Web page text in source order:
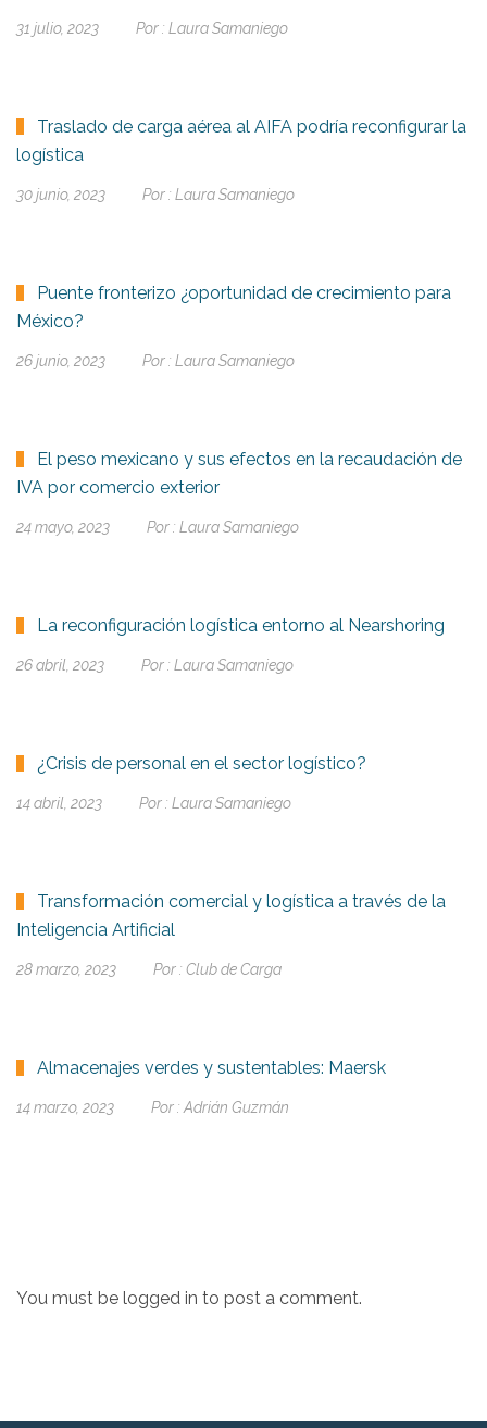
31 julio, 2023 Por : Laura Samaniego
Traslado de carga aérea al AIFA podría reconfigurar la
logística
30 junio, 2023 Por : Laura Samaniego
Puente fronterizo ¿oportunidad de crecimiento para
México?
26 junio, 2023 Por : Laura Samaniego
El peso mexicano y sus efectos en la recaudación de
IVA por comercio exterior
24 mayo, 2023 Por : Laura Samaniego
La reconfiguración logística entorno al Nearshoring
26 abril, 2023 Por : Laura Samaniego
¿Crisis de personal en el sector logístico?
14 abril, 2023 Por : Laura Samaniego
Transformación comercial y logística a través de la
Inteligencia Artificial
28 marzo, 2023 Por : Club de Carga
Almacenajes verdes y sustentables: Maersk
14 marzo, 2023 Por : Adrián Guzmán
You must be logged in to post a comment.